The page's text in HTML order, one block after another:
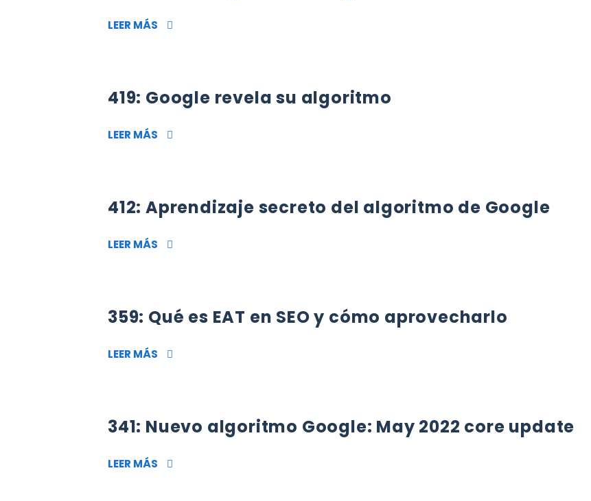
LEER MÁS 424: NUEVO ALGORITMO GOOGLE OCTUBRE 2023
419: Google revela su algoritmo
LEER MÁS 419: GOOGLE REVELA SU ALGORITMO
412: Aprendizaje secreto del algoritmo de Google
LEER MÁS 412: APRENDIZAJE SECRETO DEL ALGORITMO DE GOOGLE
359: Qué es EAT en SEO y cómo aprovecharlo
LEER MÁS 359: QUÉ ES EAT EN SEO Y CÓMO APROVECHARLO
341: Nuevo algoritmo Google: May 2022 core update
LEER MÁS 341: NUEVO ALGORITMO GOOGLE: MAY 2022 CORE UPDATE